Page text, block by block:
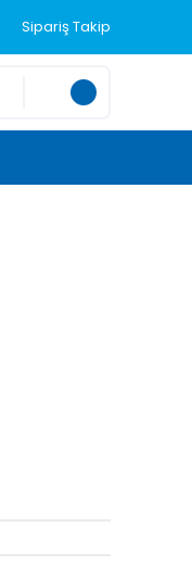
Sipariş Takip